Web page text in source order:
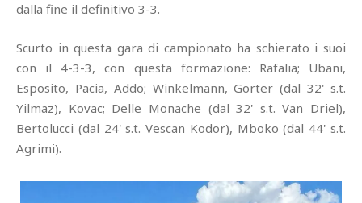
dalla fine il definitivo 3-3.
Scurto in questa gara di campionato ha schierato i suoi
con il 4-3-3, con questa formazione: Rafalia; Ubani,
Esposito, Pacia, Addo; Winkelmann, Gorter (dal 32' s.t.
Yilmaz), Kovac; Delle Monache (dal 32' s.t. Van Driel),
Bertolucci (dal 24' s.t. Vescan Kodor), Mboko (dal 44' s.t.
Agrimi).